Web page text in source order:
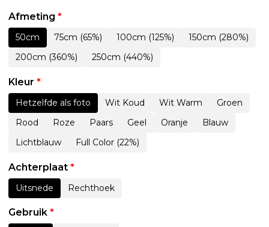
Afmeting *
50cm 75cm (65%) 100cm (125%)
150cm (280%)
200cm (360%)
250cm (440%)
Kleur *
Hetzelfde als foto Wit Koud Wit Warm
Groen
Rood
Roze Paars Geel Oranje
Blauw
Lichtblauw
Full Color (22%)
Achterplaat *
Uitsnede Rechthoek
Gebruik *